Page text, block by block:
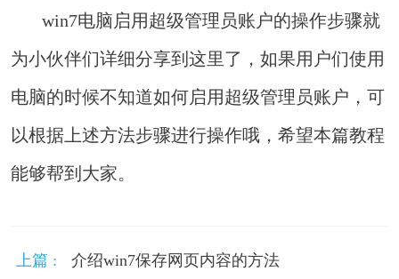
win7电脑启用超级管理员账户的操作步骤就
为小伙伴们详细分享到这里了，如果用户们使用
电脑的时候不知道如何启用超级管理员账户，可
以根据上述方法步骤进行操作哦，希望本篇教程
能够帮到大家。
上篇 :
介绍win7保存网页内容的方法